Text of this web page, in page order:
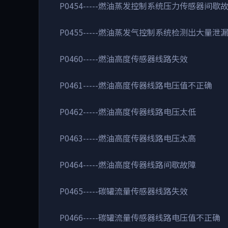
P0454-----燃油蒸发控制系统压力传感器间歇
P0455-----燃油蒸发气控制系统检测出大量泄漏
P0460-----燃油高度传感器线路失效
P0461-----燃油高度传器线路电压值不正确
P0462-----燃油高度传器线路电压太低
P0463-----燃油高度传器线路电压太高
P0464-----燃油高度传器线路间歇故障
P0465-----碳罐流量传感器线路失效
P0466-----碳罐流量传感器线路电压值不正确